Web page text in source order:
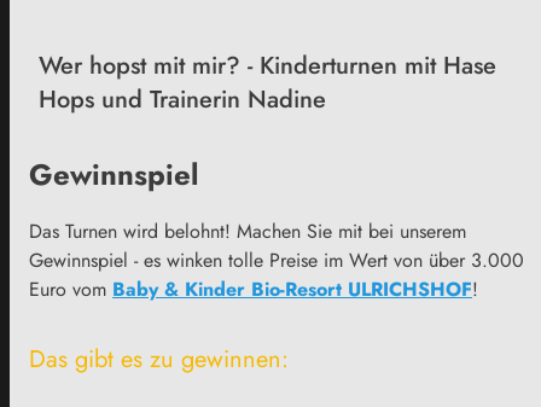
Wer hopst mit mir? - Kinderturnen mit Hase
Hops und Trainerin Nadine
Gewinnspiel
Das Turnen wird belohnt! Machen Sie mit bei unserem
Gewinnspiel - es winken tolle Preise im Wert von über 3.000
Euro vom Baby & Kinder Bio-Resort ULRICHSHOF!
Das gibt es zu gewinnen: